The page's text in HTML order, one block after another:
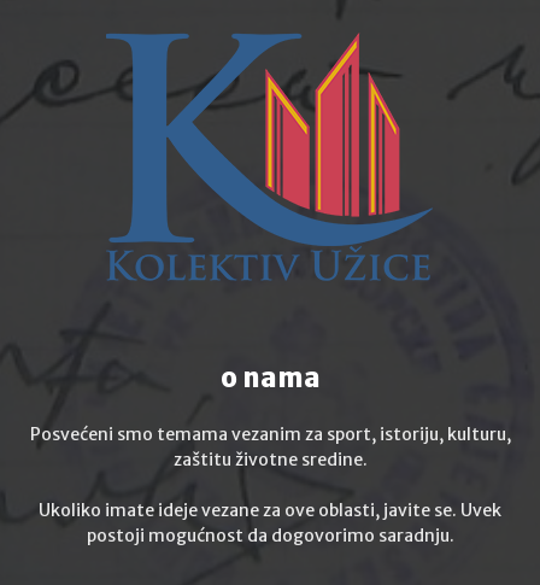
o nama
Posvećeni smo temama vezanim za sport, istoriju, kulturu,
zaštitu životne sredine.
Ukoliko imate ideje vezane za ove oblasti, javite se. Uvek
postoji mogućnost da dogovorimo saradnju.